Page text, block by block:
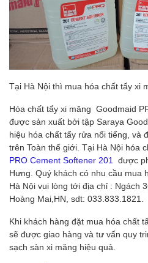
Tại Hà Nội thì mua hóa chất tẩy xi
Hóa chất tẩy xi măng Goodmaid
được sản xuất bởi tập Saraya
hiệu hóa chất tẩy rửa nổi tiếng, và
trên Toàn thế giới. Tại Hà Nội hóa
PRO Cement Softener 201
được
Hưng. Quý khách có nhu cầu mua
Hà Nội vui lòng tới địa chỉ : Ngách
Hoàng Mai,HN, sdt: 033.833.1821.
Khi khách hàng đặt mua hóa chất
sẽ được giao hàng và tư vấn quy
sạch sàn xi măng hiệu quả.